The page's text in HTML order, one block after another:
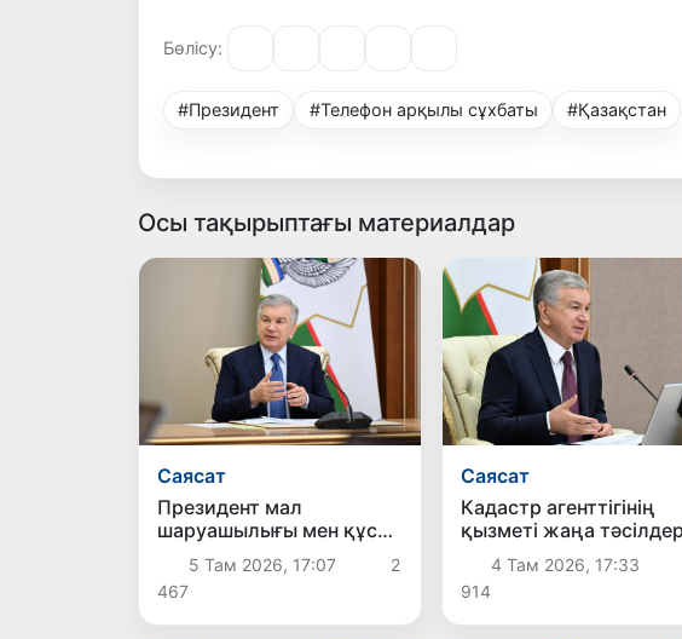
Бөлісу:
#Президент #Телефон арқылы сұхбаты #Қазақстан
Осы тақырыптағы материалдар
Саясат
Президент мал
шаруашылығы мен құс
шаруашылығын дамыту
жөніндегі шаралармен
танысты
5 Там 2026, 17:07
2
467
Саясат
Кадастр агенттігінің
қызметі жаңа тәсілдер
негізінде
ұйымдастырылады
4 Там 2026, 17:33
914